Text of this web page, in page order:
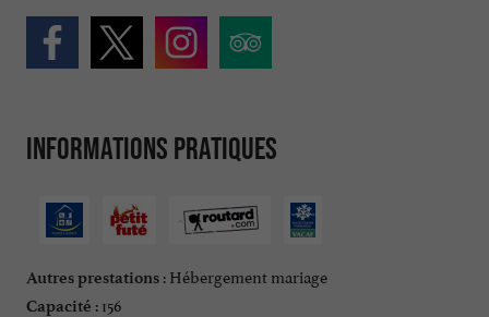
Informations pratiques
Autres prestations : Hébergement mariage
Capacité : 156